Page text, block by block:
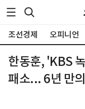
조선경제 오피니언
한동훈, 'KBS
패소... 6년 만